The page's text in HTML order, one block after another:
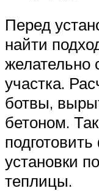
Перед
найти
желательно
участка.
ботвы,
бетоном.
установки
теплицы.